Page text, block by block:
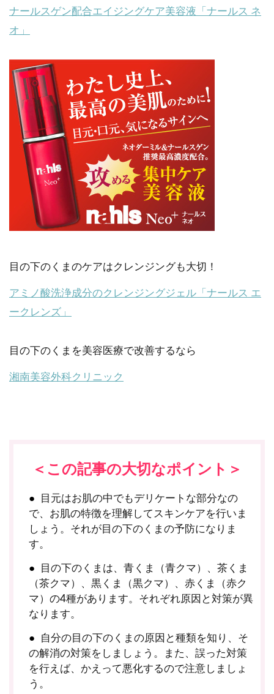
ナールスゲン配合エイジングケア美容液「ナールス ネ
オ」
目の下のくまのケアはクレンジングも大切！
アミノ酸洗浄成分のクレンジングジェル「ナールス エ
ークレンズ」
目の下のくまを美容医療で改善するなら
湘南美容外科クリニック
＜この記事の大切なポイント＞
目元はお肌の中でもデリケートな部分なの
で、お肌の特徴を理解してスキンケアを行いま
しょう。それが目の下のくまの予防になりま
す。
目の下のくまは、青くま（青クマ）、茶くま
（茶クマ）、黒くま（黒クマ）、赤くま（赤ク
マ）の4種があります。それぞれ原因と対策が異
なります。
自分の目の下のくまの原因と種類を知り、そ
の解消の対策をしましょう。また、誤った対策
を行えば、かえって悪化するので注意しましょ
う。